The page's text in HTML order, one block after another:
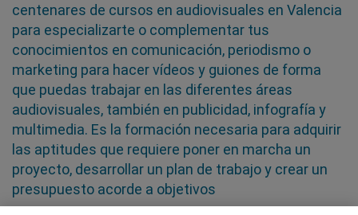
centenares de cursos en audiovisuales en Valencia
para especializarte o complementar tus
conocimientos en comunicación, periodismo o
marketing para hacer vídeos y guiones de forma
que puedas trabajar en las diferentes áreas
audiovisuales, también en publicidad, infografía y
multimedia. Es la formación necesaria para adquirir
las aptitudes que requiere poner en marcha un
proyecto, desarrollar un plan de trabajo y crear un
presupuesto acorde a objetivos